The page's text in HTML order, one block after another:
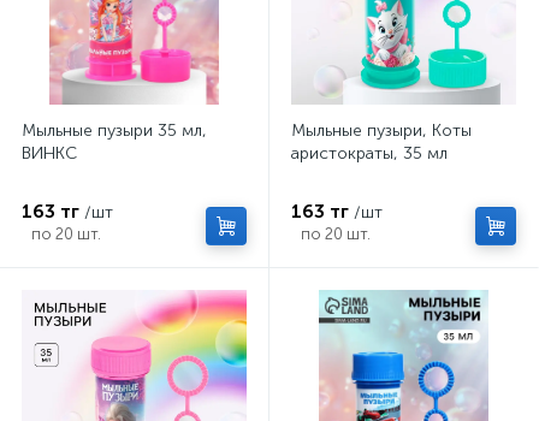
Мыльные пузыри 35 мл,
ВИНКС
163 тг /шт
по 20 шт.
Мыльные пузыри, Коты
аристократы, 35 мл
163 тг /шт
по 20 шт.